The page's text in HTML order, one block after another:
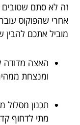
זה לא סתם
אחרי שהפוקוס עובר
מוביל אתכם להבין
האצה מדודה
ומנצחת
תכנון
מתי לדחוף